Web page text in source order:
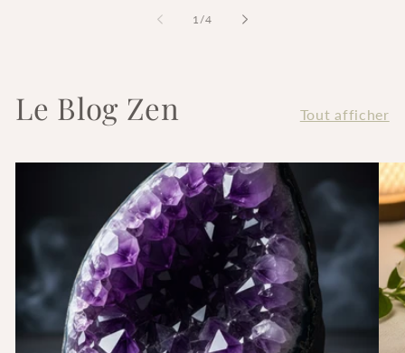
1 /de
4
Le Blog Zen Tout afficher